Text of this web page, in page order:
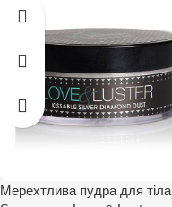
Мерехтлива пудра для тіла